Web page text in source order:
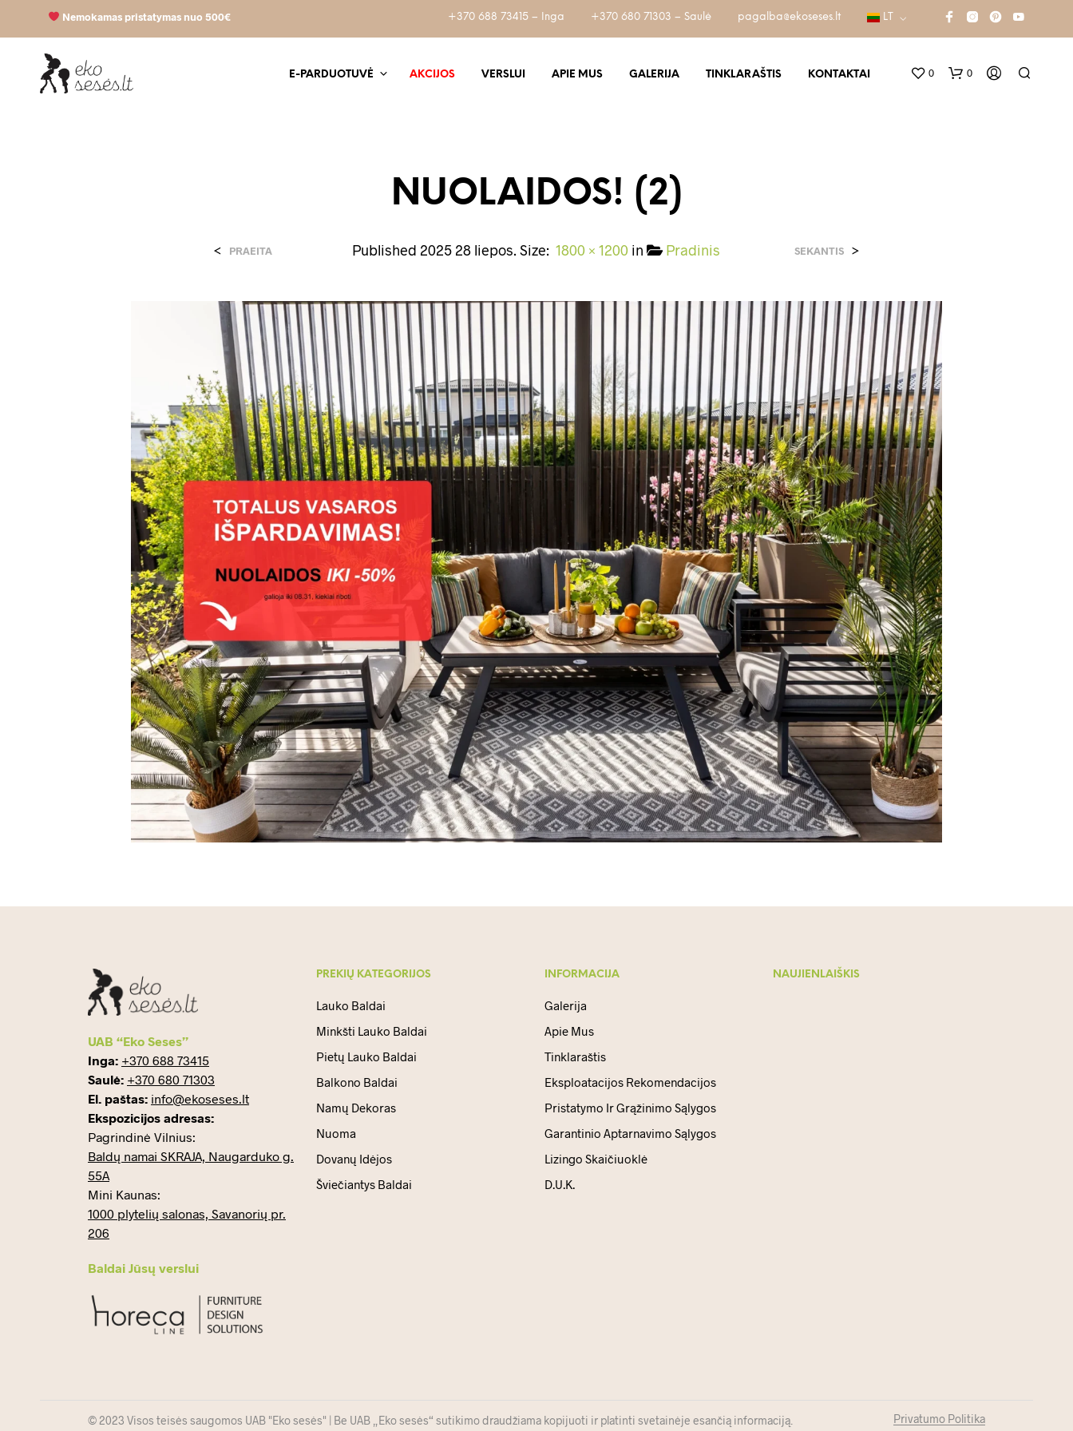
Nemokamas pristatymas nuo 500€ +370 688 73415 – Inga +370 680 71303 – Saulė pagalba@ekoseses.lt LT
E-PARDUOTUVĖ AKCIJOS VERSLUI APIE MUS GALERIJA TINKLARAŠTIS KONTAKTAI 0 0
NUOLAIDOS! (2)
Published 2025 28 liepos. Size: 1800 × 1200 in Pradinis
< PRAEITA SEKANTIS >
UAB “Eko Seses”
Inga: +370 688 73415
Saulė: +370 680 71303
El. paštas: info@ekoseses.lt
Ekspozicijos adresas:
Pagrindinė Vilnius:
Baldų namai SKRAJA, Naugarduko g.
55A
Mini Kaunas:
1000 plytelių salonas, Savanorių pr.
206
Baldai Jūsų verslui
PREKIŲ KATEGORIJOS
Lauko Baldai
Minkšti Lauko Baldai
Pietų Lauko Baldai
Balkono Baldai
Namų Dekoras
Nuoma
Dovanų Idėjos
Šviečiantys Baldai
INFORMACIJA
Galerija
Apie Mus
Tinklaraštis
Eksploatacijos Rekomendacijos
Pristatymo Ir Grąžinimo Sąlygos
Garantinio Aptarnavimo Sąlygos
Lizingo Skaičiuoklė
D.U.K.
NAUJIENLAIŠKIS
© 2023 Visos teisės saugomos UAB "Eko sesės" | Be UAB „Eko sesės“ sutikimo draudžiama kopijuoti ir platinti svetainėje esančią informaciją. Privatumo Politika